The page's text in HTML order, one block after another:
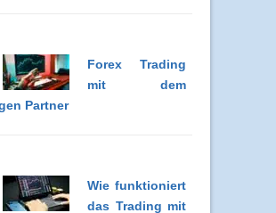
Forex Trading
mit dem
Partner
Wie funktioniert
das Trading mit